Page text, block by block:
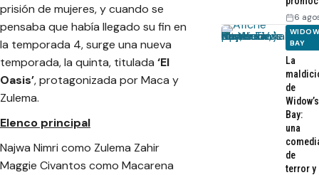
Videos
Webisodios
prisión de mujeres, y cuando se
pensaba que había llegado su fin en
la temporada 4, surge una nueva
temporada, la quinta, titulada ‘El
Oasis’, protagonizada por Maca y
Zulema.
Elenco principal
Najwa Nimri como Zulema Zahir
Maggie Civantos como Macarena
6
BAY
La
de
Widow’s
Bay:
una
de
terror y